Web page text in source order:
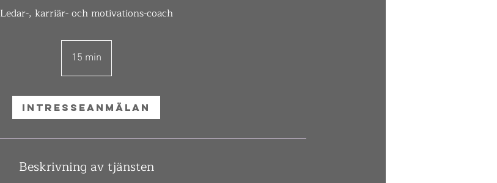
Ledar-, karriär- och motivations-coach
15 min
5
i
n
Intresseanmälan
Beskrivning av tjänsten